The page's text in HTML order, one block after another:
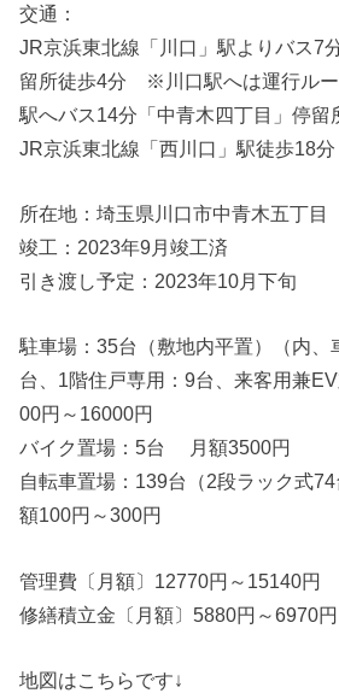
交通：
JR京浜東北線「川口」駅よりバス7
留所徒歩4分 ※川口駅へは運行ルー
駅へバス14分「中青木四丁目」停留
JR京浜東北線「西川口」駅徒歩18分
所在地：埼玉県川口市中青木五丁目
竣工：2023年9月竣工済
引き渡し予定：2023年10月下旬
駐車場：35台（敷地内平置）（内、
台、1階住戸専用：9台、来客用兼
00円～16000円
バイク置場：5台 月額3500円
自転車置場：139台（2段ラック式
額100円～300円
管理費〔月額〕12770円～15140円
修繕積立金〔月額〕5880円～6970円
地図はこちらです↓